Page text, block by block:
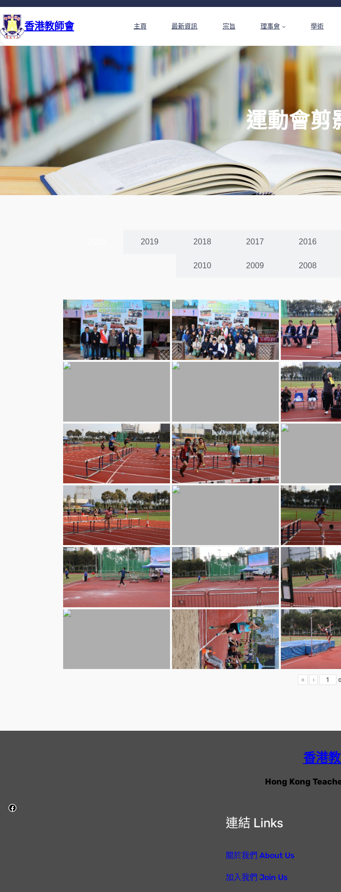
香港教師會 主頁 最新資訊 宗旨 理事會 學術
運動會剪
2019 2018 2017 2016
2010 2009 2008
« ‹
香港
Hong Kong
連結 Links
關於我們 About Us
加入我們 Join Us